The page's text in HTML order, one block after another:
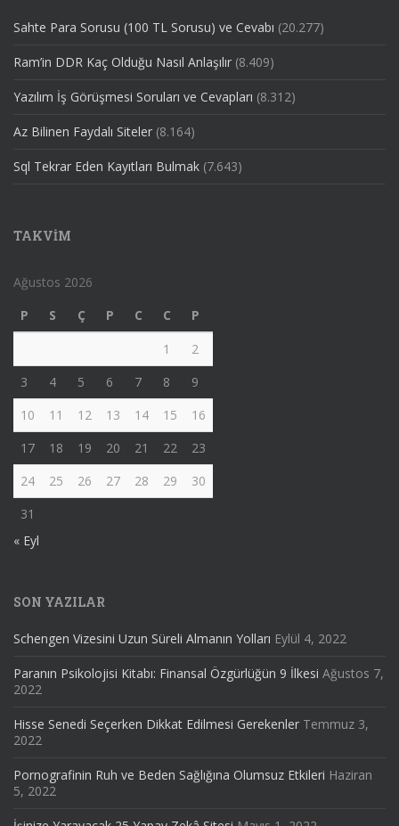
Sahte Para Sorusu (100 TL Sorusu) ve Cevabı (20.277)
Ram’in DDR Kaç Olduğu Nasıl Anlaşılır (8.409)
Yazılım İş Görüşmesi Soruları ve Cevapları (8.312)
Az Bilinen Faydalı Siteler (8.164)
Sql Tekrar Eden Kayıtları Bulmak (7.643)
TAKVIM
Ağustos 2026
P
S Ç P C C
P
1
2
3
4 5 6 7 8
9
10
11 12 13 14 15
16
17
18 19 20 21 22
23
24
25 26 27 28 29
30
31
« Eyl
SON YAZILAR
Schengen Vizesini Uzun Süreli Almanın Yolları Eylül 4, 2022
Paranın Psikolojisi Kitabı: Finansal Özgürlüğün 9 İlkesi Ağustos 7,
2022
Hisse Senedi Seçerken Dikkat Edilmesi Gerekenler Temmuz 3,
2022
Pornografinin Ruh ve Beden Sağlığına Olumsuz Etkileri Haziran
5, 2022